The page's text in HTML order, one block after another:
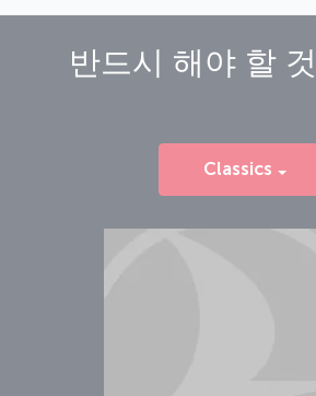
반드시 해야 할 것
Classics